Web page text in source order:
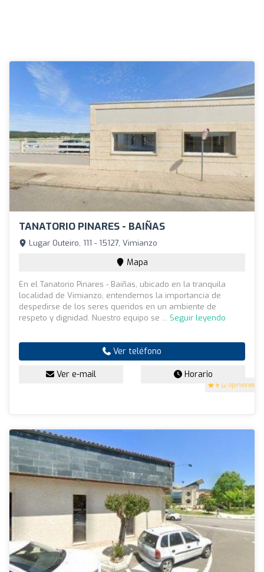
TANATORIO PINARES - BAIÑAS
5 (2 opiniones)
Lugar Outeiro, 111 - 15127, Vimianzo
Mapa
En el Tanatorio Pinares - Baiñas, ubicado en la tranquila
localidad de Vimianzo, entendemos la importancia de
despedirse de los seres queridos en un ambiente de
respeto y dignidad. Nuestro equipo se ... Seguir leyendo
Ver teléfono
Ver e-mail Horario